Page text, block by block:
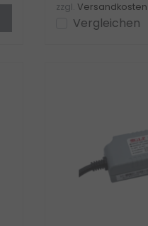
zzgl. Versandkosten
Vergleichen